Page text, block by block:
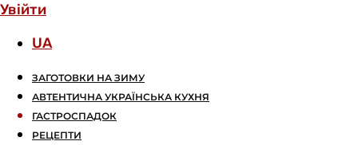
Увійти
UA
ЗАГОТОВКИ НА ЗИМУ
АВТЕНТИЧНА УКРАЇНСЬКА КУХНЯ
ГАСТРОСПАДОК
РЕЦЕПТИ